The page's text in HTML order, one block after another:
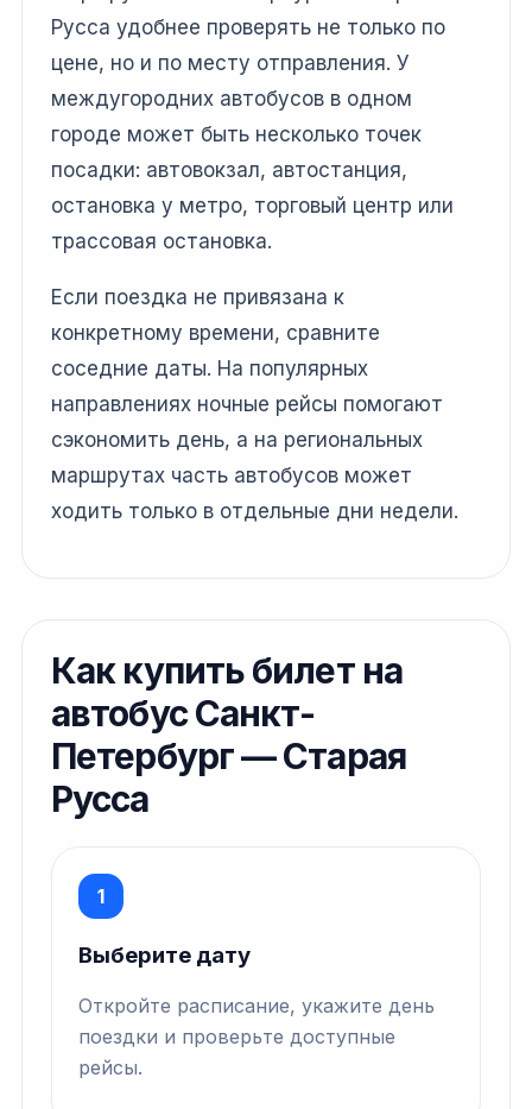
Русса удобнее проверять не только по
цене, но и по месту отправления. У
междугородних автобусов в одном
городе может быть несколько точек
посадки: автовокзал, автостанция,
остановка у метро, торговый центр или
трассовая остановка.
Если поездка не привязана к
конкретному времени, сравните
соседние даты. На популярных
направлениях ночные рейсы помогают
сэкономить день, а на региональных
маршрутах часть автобусов может
ходить только в отдельные дни недели.
Как купить билет на
автобус Санкт-
Петербург — Старая
Русса
1
Выберите дату
Откройте расписание, укажите день
поездки и проверьте доступные
рейсы.